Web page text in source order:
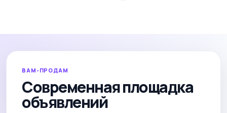
ВАМ-ПРОДАМ
Современная площадка
объявлений